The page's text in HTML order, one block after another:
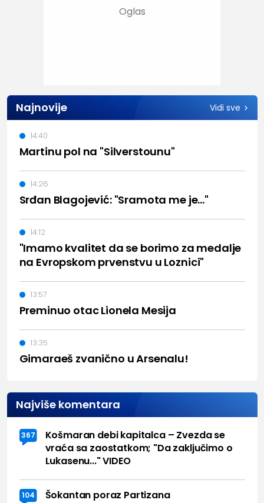
Najnovije Vidi sve
Martinu pol na "Silverstounu"
14:40
Srđan Blagojević: "Sramota me je..."
14:26
"Imamo kvalitet da se borimo za medalje
na Evropskom prvenstvu u Loznici"
14:12
Preminuo otac Lionela Mesija
13:57
Gimaraeš zvanično u Arsenalu!
13:35
Najviše komentara
367
Košmaran debi kapitalca – Zvezda se
vraća sa zaostatkom; "Da zaključimo o
Lukasenu..." VIDEO
104 Šokantan poraz Partizana